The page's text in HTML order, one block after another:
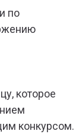
по
которое
конкурсом.